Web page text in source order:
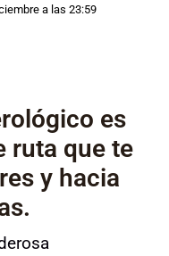
a las 23:59
es
ruta que te
y hacia